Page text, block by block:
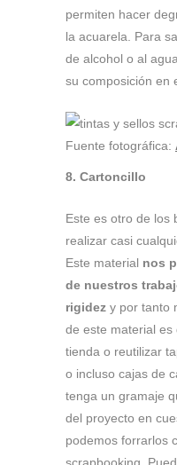
permiten hacer
la acuarela. Para
de alcohol o al
su composición en
Fuente fotográfica:
8. Cartoncillo
Este es otro de los
realizar casi
Este material nos
de nuestros
rigidez y por tanto
de este material
tienda o reutilizar
o incluso cajas de
tenga un gramaje
del proyecto en
podemos forrarlos